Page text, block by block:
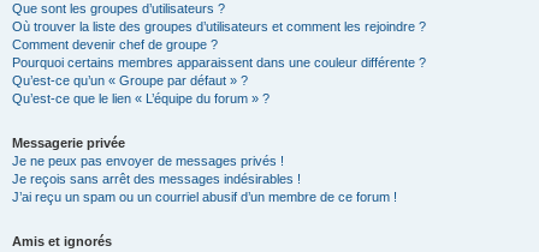
Que sont les groupes d’utilisateurs ?
Où trouver la liste des groupes d’utilisateurs et comment les rejoindre ?
Comment devenir chef de groupe ?
Pourquoi certains membres apparaissent dans une couleur différente ?
Qu’est-ce qu’un « Groupe par défaut » ?
Qu’est-ce que le lien « L’équipe du forum » ?
Messagerie privée
Je ne peux pas envoyer de messages privés !
Je reçois sans arrêt des messages indésirables !
J’ai reçu un spam ou un courriel abusif d’un membre de ce forum !
Amis et ignorés